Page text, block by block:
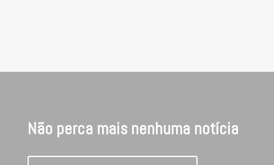
Não perca mais nenhuma notícia